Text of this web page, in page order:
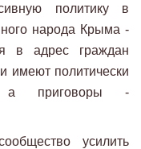
политику в
народа Крыма -
в адрес граждан
имеют политически
а приговоры -
усилить